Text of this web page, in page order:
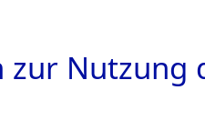
Nutzung